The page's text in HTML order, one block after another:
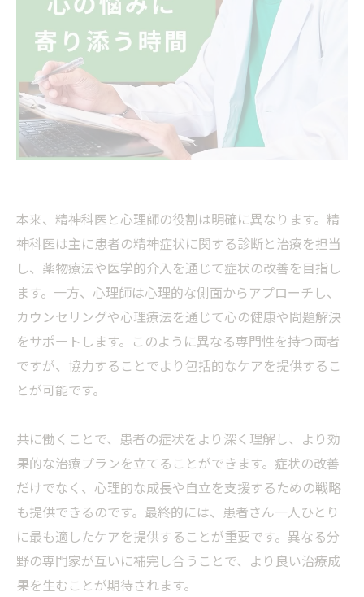
本来、精神科医と心理師の役割は明確に異なります。精
神科医は主に患者の精神症状に関する診断と治療を担当
し、薬物療法や医学的介入を通じて症状の改善を目指し
ます。一方、心理師は心理的な側面からアプローチし、
カウンセリングや心理療法を通じて心の健康や問題解決
をサポートします。このように異なる専門性を持つ両者
ですが、協力することでより包括的なケアを提供するこ
とが可能です。
共に働くことで、患者の症状をより深く理解し、より効
果的な治療プランを立てることができます。症状の改善
だけでなく、心理的な成長や自立を支援するための戦略
も提供できるのです。最終的には、患者さん一人ひとり
に最も適したケアを提供することが重要です。異なる分
野の専門家が互いに補完し合うことで、より良い治療成
果を生むことが期待されます。